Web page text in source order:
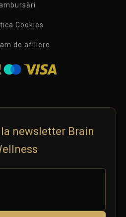
Cookies
de afiliere
newsletter Brain